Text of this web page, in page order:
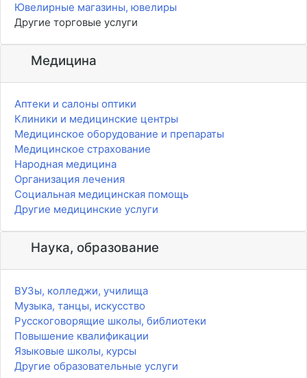
Ювелирные магазины, ювелиры
Другие торговые услуги
Медицина
Аптеки и салоны оптики
Клиники и медицинские центры
Медицинское оборудование и препараты
Медицинское страхование
Народная медицина
Организация лечения
Социальная медицинская помощь
Другие медицинские услуги
Наука, образование
ВУЗы, колледжи, училища
Музыка, танцы, искусство
Русскоговорящие школы, библиотеки
Повышение квалификации
Языковые школы, курсы
Другие образовательные услуги